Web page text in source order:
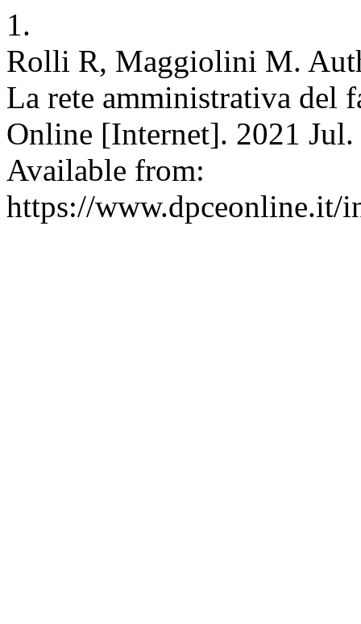
1.
Rolli R, Maggiolini M.
La rete amministrativa del
Online [Internet]. 2021
Available from:
https://www.dpceonline.it/